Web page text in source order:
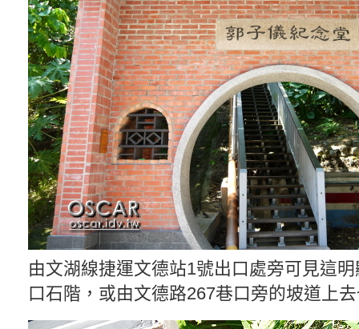
由文湖線捷運文德站1號出口處旁可見這
口石階，或由文德路267巷口旁的坡道上